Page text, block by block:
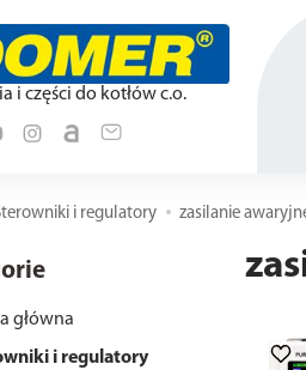
i części do kotłów c.o.
i regulatory zasilanie
główna
i regulatory